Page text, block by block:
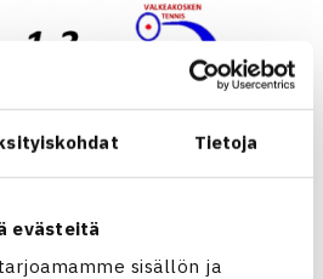
Tietoja
evästeitä
sisällön ja